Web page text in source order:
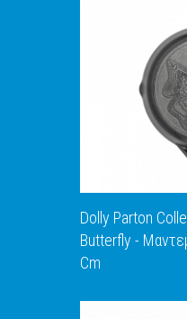
Dolly Parton
Butterfly -
Cm